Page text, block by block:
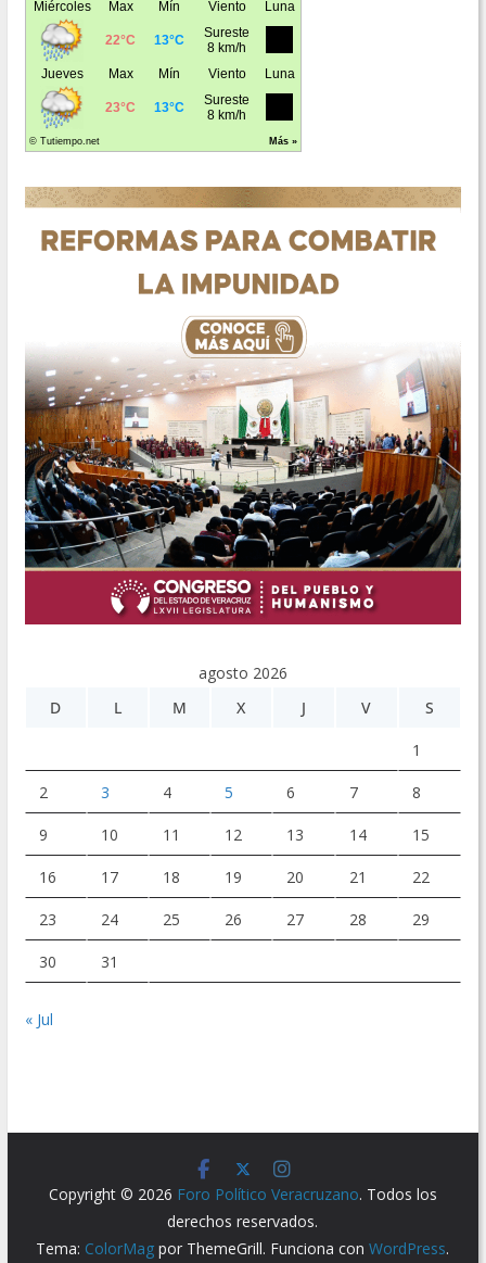
agosto 2026
D
L M X J V S
1
2 3 4 5 6 7 8
9 10 11 12 13 14 15
16 17 18 19 20 21 22
23 24 25 26 27 28 29
30 31
« Jul
Copyright © 2026 Foro Político Veracruzano. Todos los
derechos reservados.
Tema: ColorMag por ThemeGrill. Funciona conWordPress.